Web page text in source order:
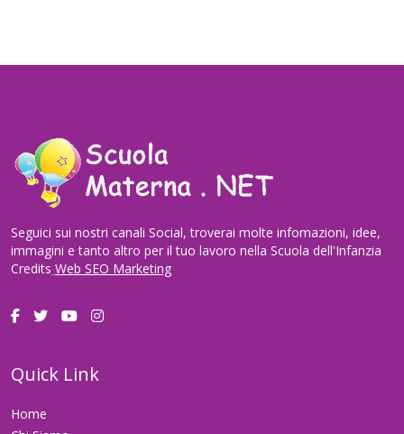
Seguici sui nostri canali Social, troverai molte infomazioni, idee,
immagini e tanto altro per il tuo lavoro nella Scuola dell'Infanzia
Credits Web SEO Marketing
Quick Link
Home